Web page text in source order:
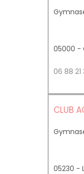
05000 -
06 88 21
CLUB
05230 -